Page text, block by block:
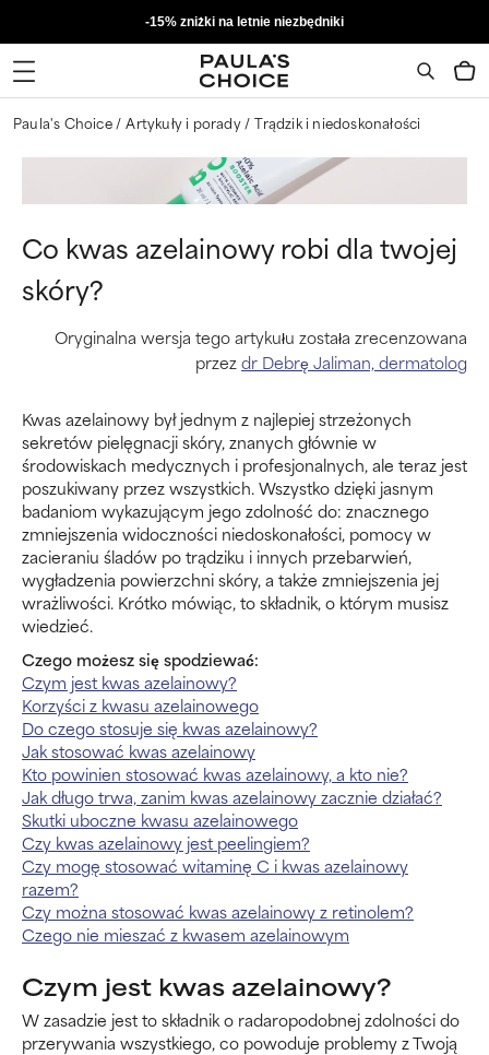
-15% zniżki na letnie niezbędniki
Paula's Choice Artykuły i porady Trądzik i niedoskonałości
Co kwas azelainowy robi dla twojej
skóry?
Oryginalna wersja tego artykułu została zrecenzowana
przezdr Debrę Jaliman, dermatolog
Kwas azelainowy był jednym z najlepiej strzeżonych
sekretów pielęgnacji skóry, znanych głównie w
środowiskach medycznych i profesjonalnych, ale teraz jest
poszukiwany przez wszystkich. Wszystko dzięki jasnym
badaniom wykazującym jego zdolność do: znacznego
zmniejszenia widoczności niedoskonałości, pomocy w
zacieraniu śladów po trądziku i innych przebarwień,
wygładzenia powierzchni skóry, a także zmniejszenia jej
wrażliwości. Krótko mówiąc, to składnik, o którym musisz
wiedzieć.
Czego możesz się spodziewać:
Czym jest kwas azelainowy?
Korzyści z kwasu azelainowego
Do czego stosuje się kwas azelainowy?
Jak stosować kwas azelainowy
Kto powinien stosować kwas azelainowy, a kto nie?
Jak długo trwa, zanim kwas azelainowy zacznie działać?
Skutki uboczne kwasu azelainowego
Czy kwas azelainowy jest peelingiem?
Czy mogę stosować witaminę C i kwas azelainowy
razem?
Czy można stosować kwas azelainowy z retinolem?
Czego nie mieszać z kwasem azelainowym
Czym jest kwas azelainowy?
W zasadzie jest to składnik o radaropodobnej zdolności do
przerywania wszystkiego, co powoduje problemy z Twoją